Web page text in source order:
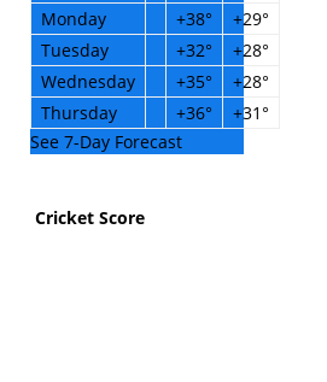
Monday
+38° +29°
Tuesday
+32° +28°
Wednesday
+35° +28°
Thursday
+36° +31°
See 7-Day Forecast
Cricket Score